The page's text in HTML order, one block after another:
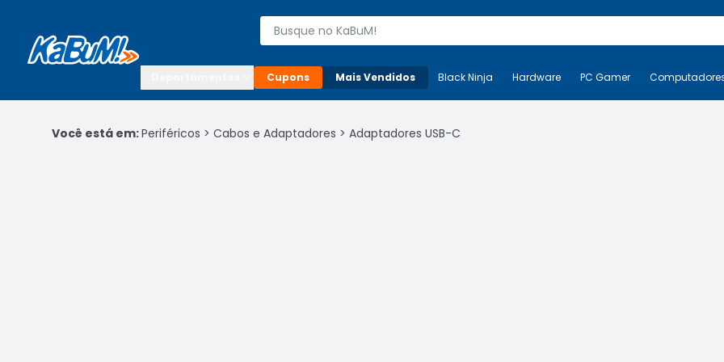
Buscar produtos
Cupons Mais Vendidos Mais-v- Black Ninja Hardware PC Gamer
Black Ninja Hardware PC Gamer
Você está em:Periféricos > Cabos e Adaptadores > Adaptadores USB-C